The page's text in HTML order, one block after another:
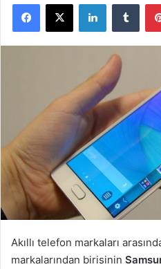
Facebook
X LinkedIn
Akıllı telefon markaları
markalarından birisinin